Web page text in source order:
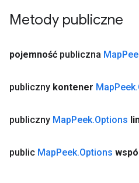
Metody publiczne
pojemność publiczna Map
publiczny kontener MapPeek.
publiczny MapPeek.Options
public MapPeek.Options